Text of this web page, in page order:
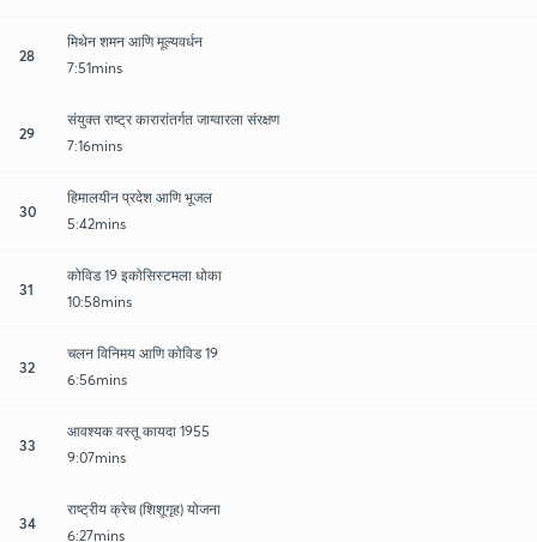
28
मिथेन शमन आणि मूल्यवर्धन
7:51mins
29
संयुक्त राष्ट्र कारारांतर्गत जाग्वारला संरक्षण
7:16mins
30
हिमालयीन प्रदेश आणि भूजल
5:42mins
31
कोविड 19 इकोसिस्टमला धोका
10:58mins
32
चलन विनिमय आणि कोविड 19
6:56mins
33
आवश्यक वस्तू कायदा 1955
9:07mins
34
राष्ट्रीय क्रेच (शिशूगृह) योजना
6:27mins